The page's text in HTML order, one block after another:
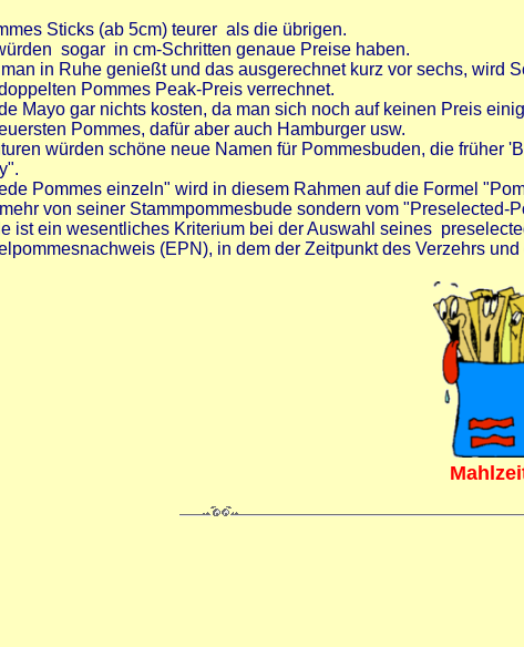
Sticks (ab 5cm) teurer als die übrigen.
sogar in cm-Schritten genaue Preise haben.
in Ruhe genießt und das ausgerechnet kurz vor sechs,
Pommes Peak-Preis verrechnet.
Mayo gar nichts kosten, da man sich noch auf keinen Preis
Pommes, dafür aber auch Hamburger usw.
würden schöne neue Namen für Pommesbuden, die
Pommes einzeln" wird in diesem Rahmen auf die Formel
von seiner Stammpommesbude sondern vom "Preselected-
ist ein wesentliches Kriterium bei der Auswahl seines
(EPN), in dem der Zeitpunkt des Verzehrs